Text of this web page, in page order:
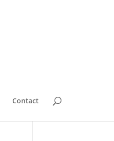
Contact